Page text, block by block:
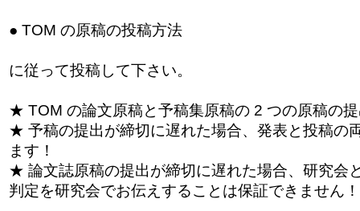
● TOM の原稿の投稿方法
に従って投稿して下さい。
★ TOM の論文原稿と予稿集原稿の 2 つの原稿の
★ 予稿の提出が締切に遅れた場合、発表と投稿の
ます！
★ 論文誌原稿の提出が締切に遅れた場合、研究会
判定を研究会でお伝えすることは保証できません！